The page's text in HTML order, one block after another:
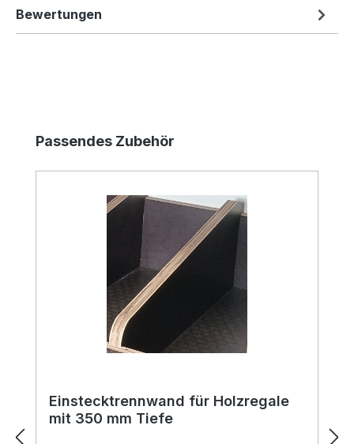
Bewertungen
Produktgalerie überspringen
Passendes Zubehör
Einstecktrennwand für Holzregale
mit 350 mm Tiefe